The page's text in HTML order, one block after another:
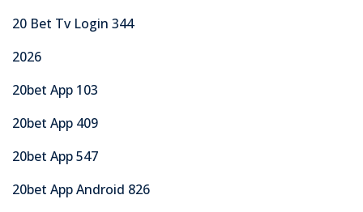
20 Bet Tv Login 344
2026
20bet App 103
20bet App 409
20bet App 547
20bet App Android 826